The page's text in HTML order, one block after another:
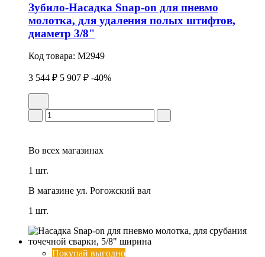
Зубило-Насадка Snap-on для пневмо
молотка, для удаления полых штифтов,
диаметр 3/8"
Код товара: M2949
3 544 ₽ 5 907 ₽ -40%
Во всех магазинах
1 шт.
В магазине ул. Рогожский вал
1 шт.
Покупай выгодно